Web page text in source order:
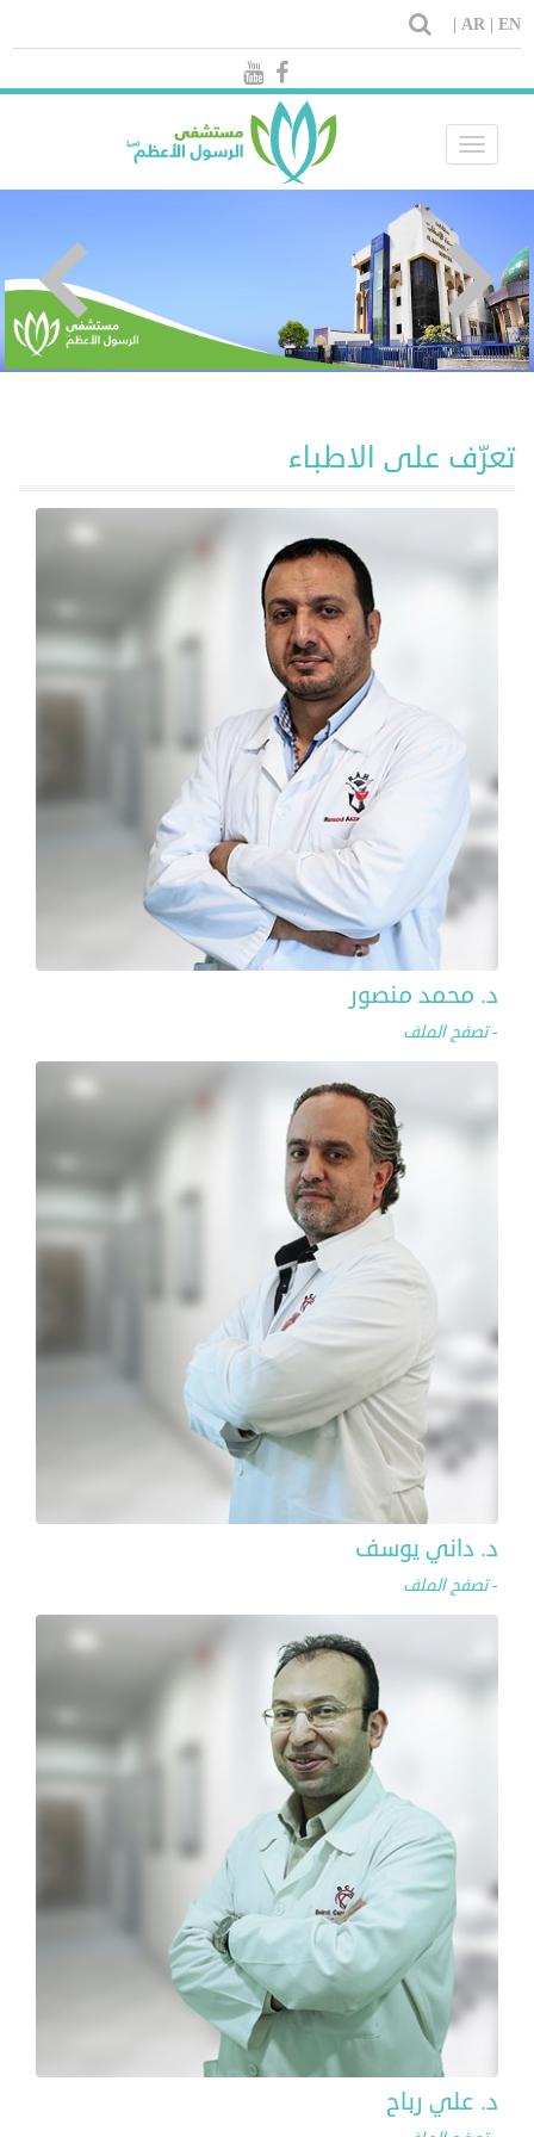
AR | EN |
Toggle
navigation
تعرّف على الاطباء
د. محمد منصور
- تصفح الملف
د. داني يوسف
- تصفح الملف
د. علي رباح